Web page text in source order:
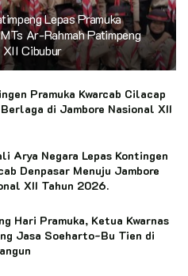
Lepas Pramuka
Ar-Rahmah Patimpeng
Cibubur
Pramuka Kwarcab Cilacap
di Jambore Nasional XII
Arya Negara Lepas Kontingen
Denpasar Menuju Jambore
XII Tahun 2026.
Hari Pramuka, Ketua Kwarnas
Jasa Soeharto-Bu Tien di